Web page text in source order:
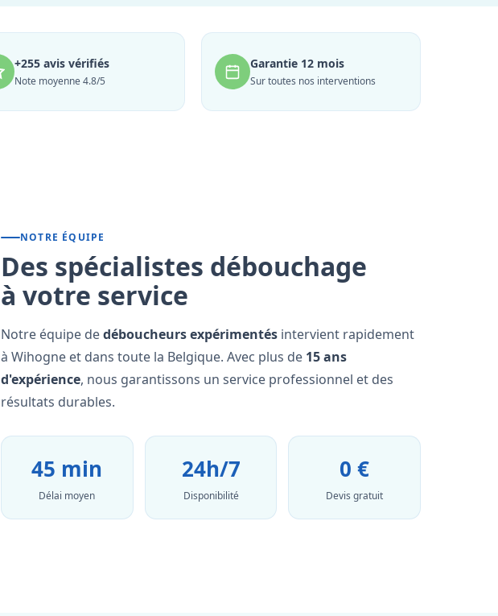
+255 avis vérifiés
Note moyenne 4.8/5
Garantie 12 mois
Sur toutes nos interventions
NOTRE ÉQUIPE
Des spécialistes débouchage
à votre service
Notre équipe dedéboucheurs expérimentés intervient rapidement
à Wihogne et dans toute la Belgique. Avec plus de 15 ans
d'expérience, nous garantissons un service professionnel et des
résultats durables.
45 min
Délai moyen
24h/7
Disponibilité
0 €
Devis gratuit